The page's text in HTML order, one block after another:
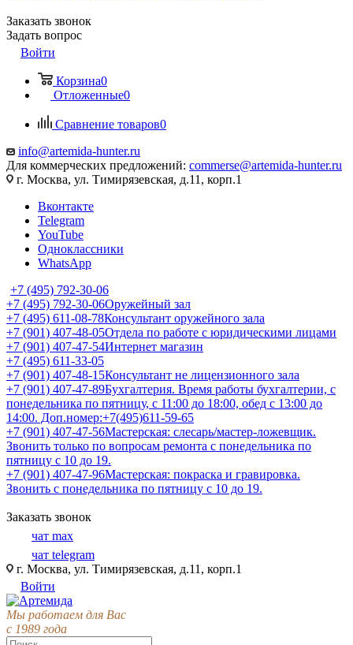
Заказать звонок
Задать вопрос
Войти
Корзина0
Отложенные0
Сравнение товаров0
info@artemida-hunter.ru
Для коммерческих предложений: commerse@artemida-hunter.ru
г. Москва, ул. Тимирязевская, д.11, корп.1
Вконтакте
Telegram
YouTube
Одноклассники
WhatsApp
+7 (495) 792-30-06
+7 (495) 792-30-06Оружейный зал
+7 (495) 611-08-78Консультант оружейного зала
+7 (901) 407-48-05Отдела по работе с юридическими лицами
+7 (901) 407-47-54Интернет магазин
+7 (495) 611-33-05
+7 (901) 407-48-15Консультант не лицензионного зала
+7 (901) 407-47-89Бухгалтерия. Время работы бухгалтерии, с
понедельника по пятницу, с 11:00 до 18:00, обед с 13:00 до
14:00. Доп.номер:+7(495)611-59-65
+7 (901) 407-47-56Мастерская: слесарь/мастер-ложевщик.
Звонить только по вопросам ремонта с понедельника по
пятницу с 10 до 19.
+7 (901) 407-47-96Мастерская: покраска и гравировка.
Звонить с понедельника по пятницу с 10 до 19.
Заказать звонок
чат max
чат telegram
г. Москва, ул. Тимирязевская, д.11, корп.1
Войти
Мы работаем для Вас
с 1989 года